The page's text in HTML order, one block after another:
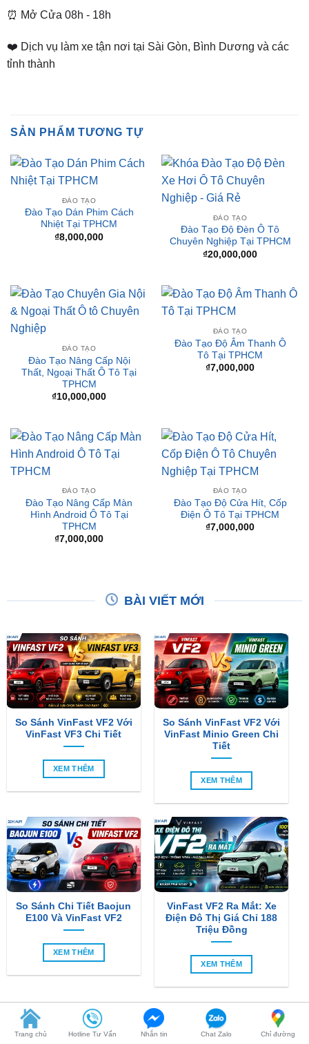
❤️ Dịch vụ làm xe tận nơi tại Sài Gòn, Bình Dương và các
ĐÀO TẠO
Đào Tạo Dán Phim Cách
Nhiệt Tại TPHCM
8,000,000
ĐÀO TẠO
Đào Tạo Độ Đèn Ô Tô
Chuyên Nghiệp Tại TPHCM
20,000,000
ĐÀO TẠO
Đào Tạo Nâng Cấp Nội
Thất, Ngoại Thất Ô Tô Tại
TPHCM
₫10,000,000
ĐÀO TẠO
Đào Tạo Độ Âm Thanh Ô
7,000,000
ĐÀO TẠO
Đào Tạo Nâng Cấp Màn
TPHCM
₫7,000,000
ĐÀO TẠO
Đào Tạo Độ Cửa Hít, Cốp
Điện Ô Tô Tại TPHCM
7,000,000
So Sánh VinFast VF2 Với
VinFast VF3 Chi Tiết
XEM THÊM
So Sánh VinFast VF2 Với
VinFast Minio Green Chi
Tiết
XEM THÊM
So Sánh Chi Tiết Baojun
E100 Và VinFast VF2
XEM THÊM
VinFast VF2 Ra Mắt: Xe
Điện Đô Thị Giá Chỉ 188
Triệu Đồng
XEM THÊM
SẢN PHẨM MỚI
-6%
Trang chủ Hotline Tư Vấn Nhắn tin Chat Zalo Chỉ đường